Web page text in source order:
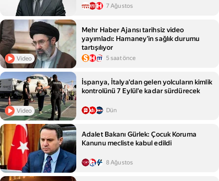
7 Ağustos
Video
Mehr Haber Ajansı tarihsiz video
yayımladı: Hamaney'in sağlık durumu
tartışılıyor
5 saat önce
Video
İspanya, İtalya'dan gelen yolcuların kimlik
kontrolünü 7 Eylül'e kadar sürdürecek
Dün
Adalet Bakanı Gürlek: Çocuk Koruma
Kanunu mecliste kabul edildi
8 Ağustos